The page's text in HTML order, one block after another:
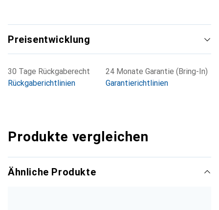
Preisentwicklung
30 Tage Rückgaberecht
Rückgaberichtlinien
24 Monate Garantie (Bring-In)
Garantierichtlinien
Produkte vergleichen
Ähnliche Produkte